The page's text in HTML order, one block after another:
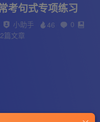
考句式专项练习
小助手 46
0
篇文章